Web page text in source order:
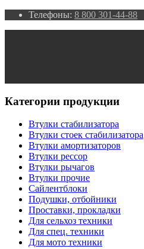
Телефоны: 8 800 301-44-88
Категории продукции
Втулки стабилизатора
Втулки стоек стабилизатора
Втулки амортизаторов
Втулки рессор
Втулки рычагов
Втулки прочие
Сайлентблоки
Подушки, отбойники
Проставки, прокладки
Для сельхоз техники
Для спец. техники
Для мото техники